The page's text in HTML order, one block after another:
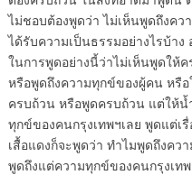
ไม่ชอบต้องพูดว่า ไม่เห็นพูดถึงคว
ได้รับความเป็นธรรมอย่างไรบ้า
ในการพูดอย่างนี้ว่าไม่เห็นพูดให้
หรือพูดถึงความทุกข์ของผู้คน หรือ
ครบถ้วน หรือพูดครบถ้วน แต่ให้น้
ทุกข์ของคนกรุงเทพฯเลย พูดแต่
เสื้อแดงก็จะพูดว่า ทำไมพูดถึงคว
พูดถึงแต่ความทุกข์ของคนกรุงเท